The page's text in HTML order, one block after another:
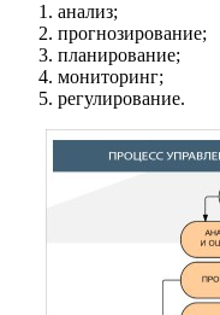
анализ;
прогнозирование;
планирование;
мониторинг;
регулирование.